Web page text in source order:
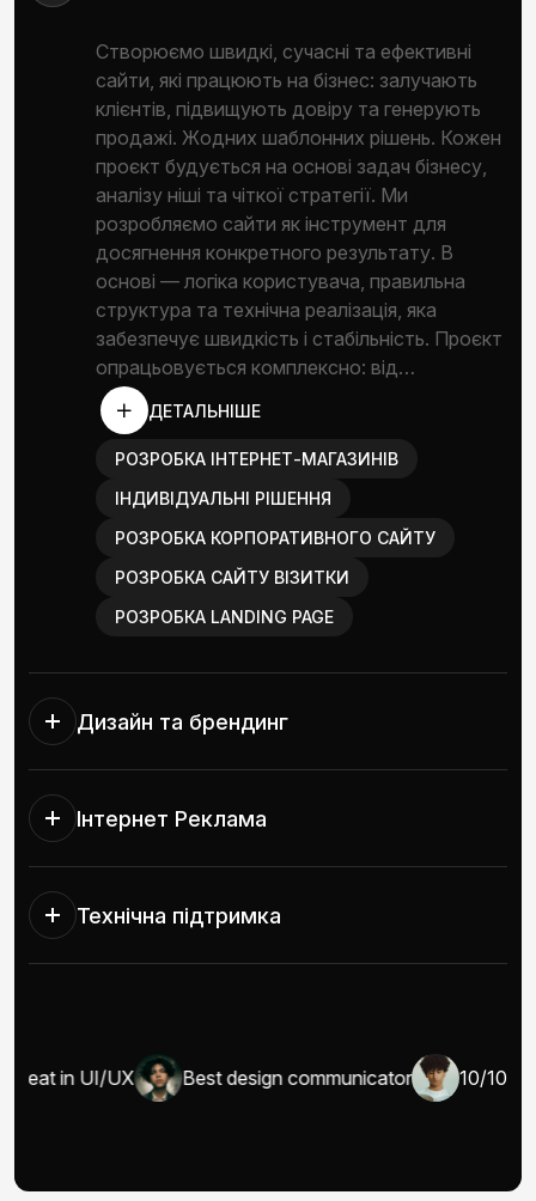
Створюємо швидкі, сучасні та ефективні
сайти, які працюють на бізнес: залучають
клієнтів, підвищують довіру та генерують
продажі. Жодних шаблонних рішень. Кожен
проєкт будується на основі задач бізнесу,
аналізу ніші та чіткої стратегії. Ми
розробляємо сайти як інструмент для
досягнення конкретного результату. В
основі — логіка користувача, правильна
структура та технічна реалізація, яка
забезпечує швидкість і стабільність. Проєкт
опрацьовується комплексно: від…
ДЕТАЛЬНІШЕ
РОЗРОБКА ІНТЕРНЕТ-МАГАЗИНІВ
ІНДИВІДУАЛЬНІ РІШЕННЯ
РОЗРОБКА КОРПОРАТИВНОГО САЙТУ
РОЗРОБКА САЙТУ ВІЗИТКИ
РОЗРОБКА LANDING PAGE
Дизайн та брендинг
Інтернет Реклама
Технічна підтримка
in UI/UX Best design communicator 10/10